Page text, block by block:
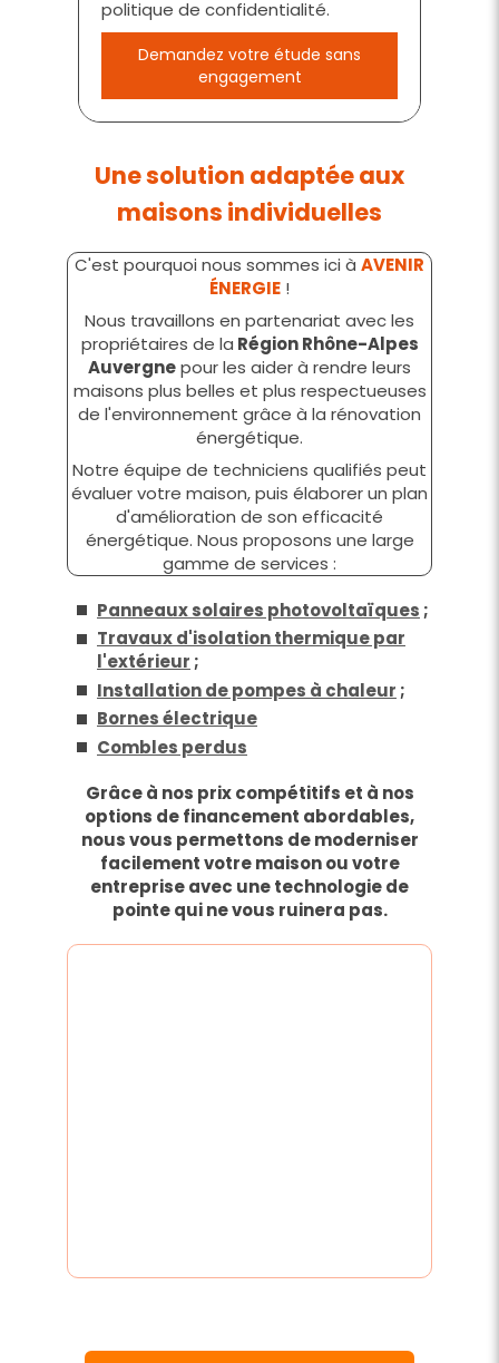
politique de confidentialité.
Demandez votre étude sans
engagement
Une solution adaptée aux
maisons individuelles
C'est pourquoi nous sommes ici à AVENIR
ÉNERGIE !
Nous travaillons en partenariat avec les
propriétaires de la Région Rhône-Alpes
Auvergnepour les aider à rendre leurs
maisons plus belles et plus respectueuses
de l'environnement grâce à la rénovation
énergétique.
Notre équipe de techniciens qualifiés peut
évaluer votre maison, puis élaborer un plan
d'amélioration de son efficacité
énergétique. Nous proposons une large
gamme de services :
Panneaux solaires photovoltaïques ;
Travaux d'isolation thermique par
l'extérieur ;
Installation de pompes à chaleur ;
Bornes électrique
Combles perdus
Grâce à nos prix compétitifs et à nos
options de financement abordables,
nous vous permettons de moderniser
facilement votre maison ou votre
entreprise avec une technologie de
pointe qui ne vous ruinera pas.